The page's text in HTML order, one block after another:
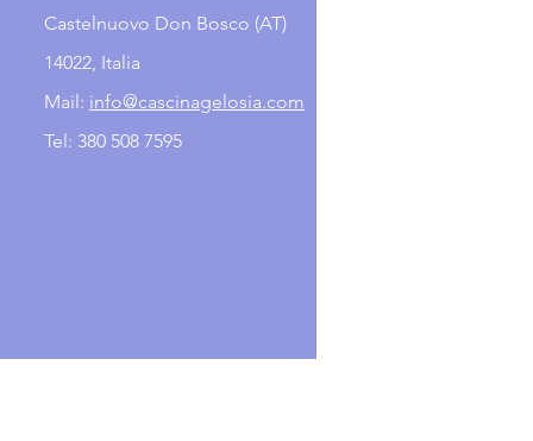
Castelnuovo Don Bosco (AT)
14022, Italia
Mail: info@cascinagelosia.com
Tel: 380 508 7595